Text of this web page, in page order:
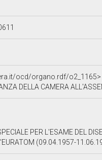
ocd/organo.rdf/o2_1165>
DELLA CAMERA
PER L'ESAME DEL
(09.04.1957-